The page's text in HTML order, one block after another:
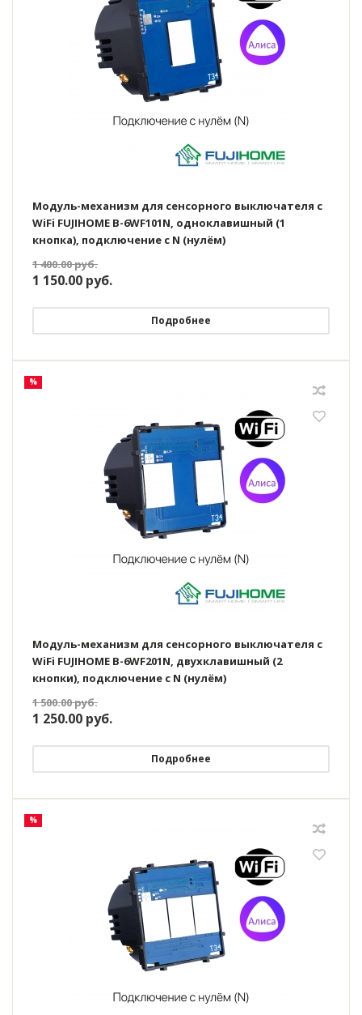
Модуль-механизм для сенсорного выключателя с
WiFi FUJIHOME B-6WF101N, одноклавишный (1
кнопка), подключение с N (нулём)
1 400.00руб.
1 150.00 руб.
Подробнее
%
Модуль-механизм для сенсорного выключателя с
WiFi FUJIHOME B-6WF201N, двухклавишный (2
кнопки), подключение с N (нулём)
1 500.00руб.
1 250.00 руб.
Подробнее
%